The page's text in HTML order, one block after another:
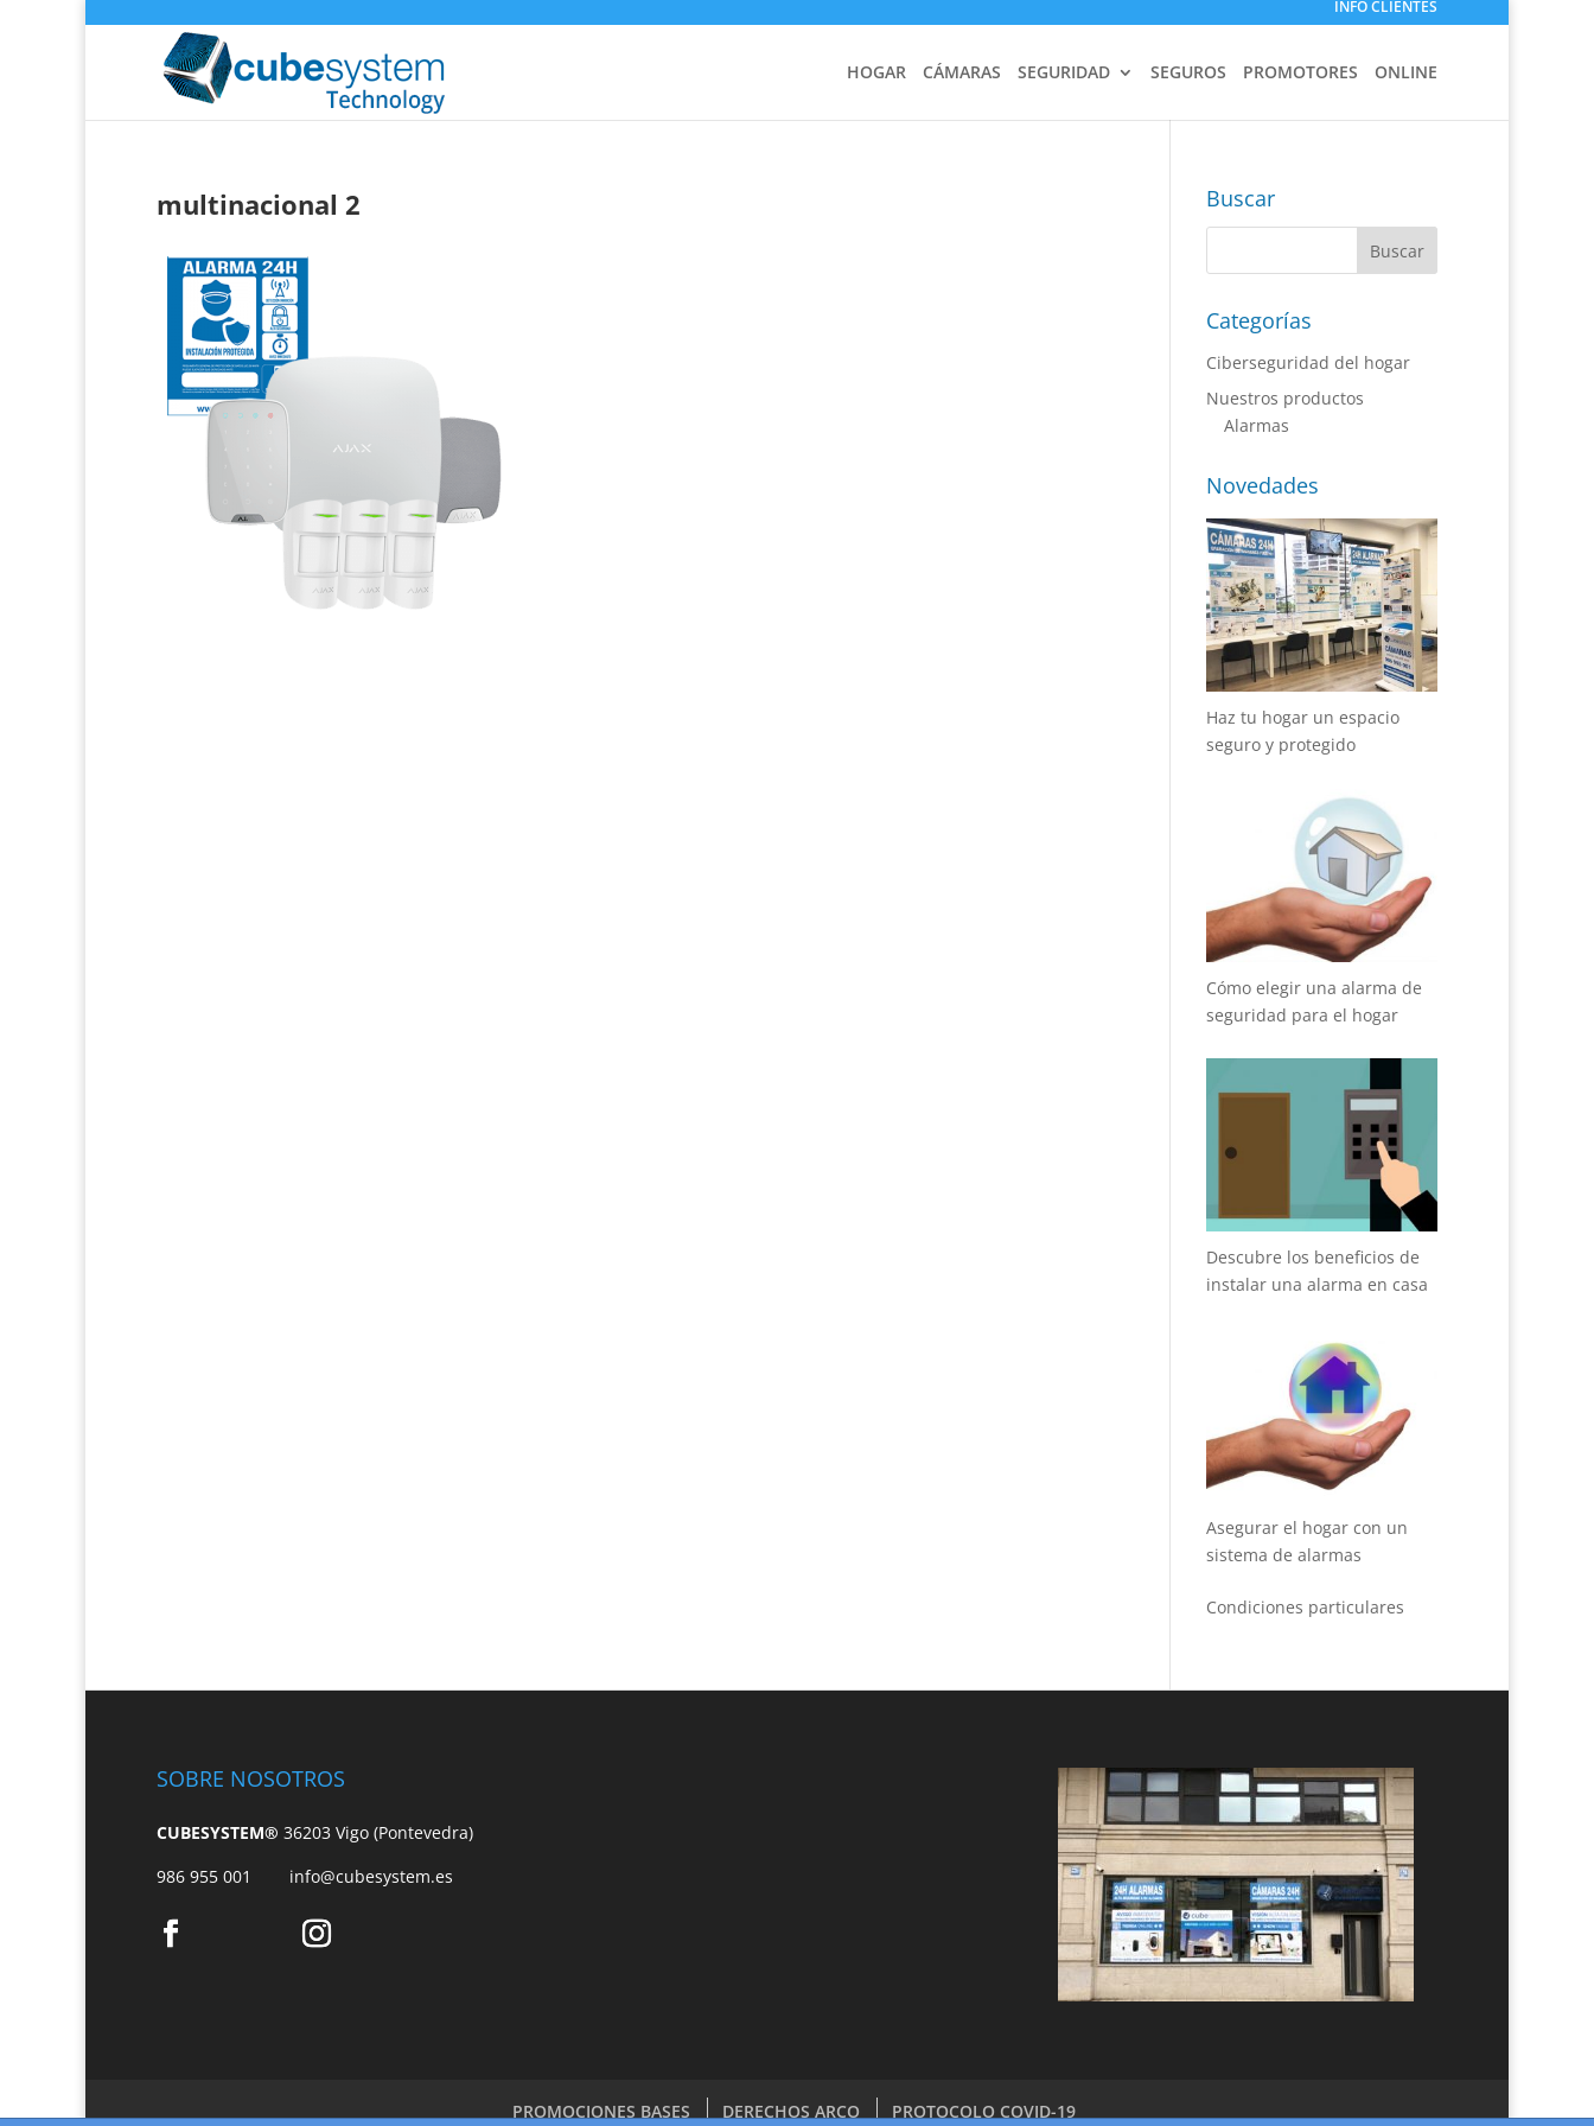
INFO CLIENTES
HOGAR CÁMARAS SEGURIDAD SEGUROS PROMOTORES ONLINE
multinacional 2 Buscar
Categorías
Ciberseguridad del hogar
Nuestros productos
Alarmas
Novedades
Haz tu hogar un espacio
seguro y protegido
Cómo elegir una alarma de
seguridad para el hogar
Descubre los beneficios de
instalar una alarma en casa
Asegurar el hogar con un
sistema de alarmas
Condiciones particulares
SOBRE NOSOTROS
CUBESYSTEM® 36203 Vigo (Pontevedra)
986 955 001 info@cubesystem.es
PROMOCIONES BASES DERECHOS ARCO PROTOCOLO COVID-19